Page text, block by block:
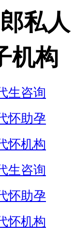
私人
机构
生咨询
怀助孕
怀机构
生咨询
怀助孕
怀机构